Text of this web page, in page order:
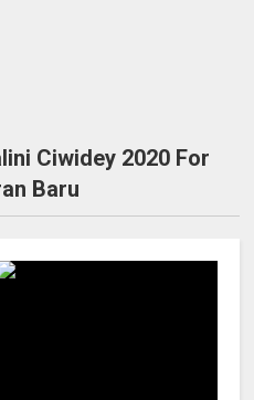
Ciwidey 2020 For
Baru